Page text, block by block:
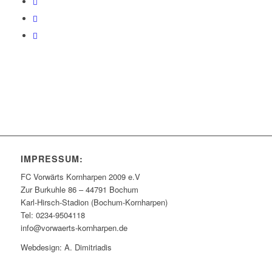
IMPRESSUM:
FC Vorwärts Kornharpen 2009 e.V
Zur Burkuhle 86 – 44791 Bochum
Karl-Hirsch-Stadion (Bochum-Kornharpen)
Tel: 0234-9504118
info@vorwaerts-kornharpen.de
Webdesign: A. Dimitriadis